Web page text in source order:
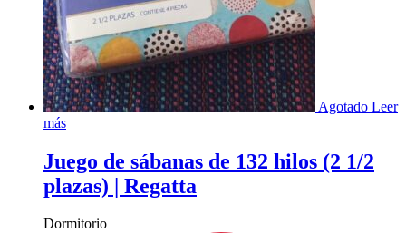
Agotado Leer
más
Juego de sábanas de 132 hilos (2 1/2
plazas) | Regatta
Dormitorio